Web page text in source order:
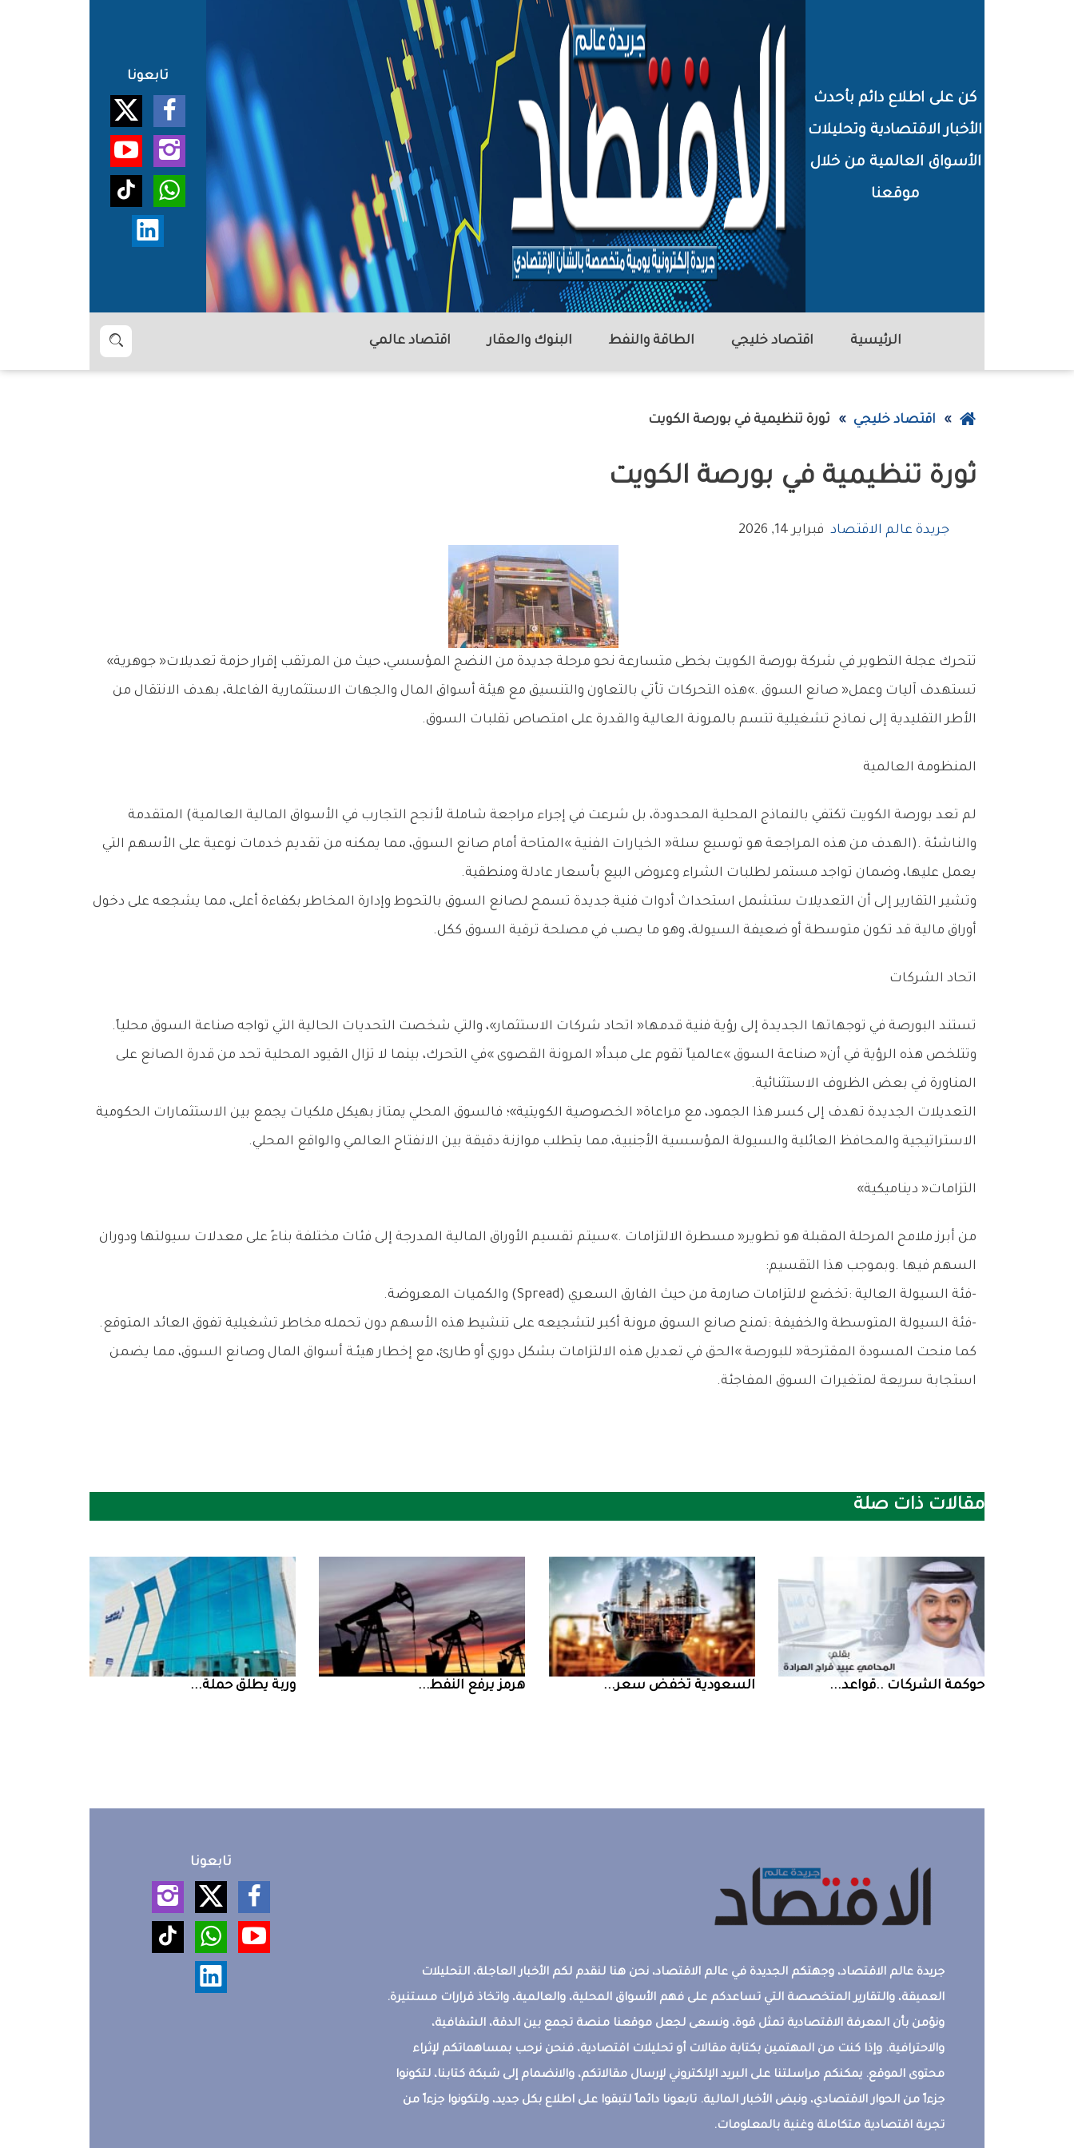
كن على اطلاع دائم بأحدث
الأخبار الاقتصادية وتحليلات
الأسواق العالمية من خلال
موقعنا
تابعونا
الرئيسية اقتصاد خليجي الطاقة والنفط البنوك والعقار اقتصاد عالمي بحث
عودة
الصفحة
اقتصاد خليجي ثورة‭ ‬تنظيمية‭ ‬في‭ ‬بورصة‭ ‬الكويت
ثورة‭ ‬تنظيمية‭ ‬في‭ ‬بورصة‭ ‬الكويت
جريدة عالم الاقتصاد فبراير 14, 2026
تتحرك‭ ‬عجلة‭ ‬التطوير‭ ‬في‭ ‬شركة‭ ‬بورصة‭ ‬الكويت‭ ‬بخطى‭ ‬متسارعة‭ ‬نحو‭ ‬مرحلة‭ ‬جديدة‭ ‬من‭ ‬النضج‭ ‬المؤسسي،‭ ‬حيث‭ ‬من‭ ‬المرتقب‭ ‬إقرار‭ ‬حزمة‭ ‬تعديلات‭ ‬‮«‬جوهرية‮»‬‭
‬الأطر‭ ‬التقليدية‭ ‬إلى‭ ‬نماذج‭ ‬تشغيلية‭ ‬تتسم‭ ‬بالمرونة‭ ‬العالية‭ ‬والقدرة‭ ‬على‭ ‬امتصاص‭ ‬تقلبات‭ ‬السوق‭.‬
المنظومة‭ ‬العالمية
‬يعمل‭ ‬عليها،‭ ‬وضمان‭ ‬تواجد‭ ‬مستمر‭ ‬لطلبات‭ ‬الشراء‭ ‬وعروض‭ ‬البيع‭ ‬بأسعار‭ ‬عادلة‭ ‬ومنطقية‭.‬
‬أوراق‭ ‬مالية‭ ‬قد‭ ‬تكون‭ ‬متوسطة‭ ‬أو‭ ‬ضعيفة‭ ‬السيولة،‭ ‬وهو‭ ‬ما‭ ‬يصب‭ ‬في‭ ‬مصلحة‭ ‬ترقية‭ ‬السوق‭ ‬ككل‭.‬
اتحاد‭ ‬الشركات
تستند‭ ‬البورصة‭ ‬في‭ ‬توجهاتها‭ ‬الجديدة‭ ‬إلى‭ ‬رؤية‭ ‬فنية‭ ‬قدمها‭ ‬‮«‬اتحاد‭ ‬شركات‭ ‬الاستثمار‮»‬،‭ ‬والتي‭ ‬شخصت‭ ‬التحديات‭ ‬الحالية‭ ‬التي‭ ‬تواجه‭ ‬صناعة‭ ‬السوق‭ ‬محلياً‭.
‬المناورة‭ ‬في‭ ‬بعض‭ ‬الظروف‭ ‬الاستثنائية‭.‬
‬الاستراتيجية‭ ‬والمحافظ‭ ‬العائلية‭ ‬والسيولة‭ ‬المؤسسية‭ ‬الأجنبية،‭ ‬مما‭ ‬يتطلب‭ ‬موازنة‭ ‬دقيقة‭ ‬بين‭ ‬الانفتاح‭ ‬العالمي‭ ‬والواقع‭ ‬المحلي‭.‬
التزامات‭ ‬‮«‬ديناميكية‮»‬
‬السهم‭ ‬فيها‭. ‬وبموجب‭ ‬هذا‭ ‬التقسيم‭:‬
‭-‬فئة‭ ‬السيولة‭ ‬العالية‭: ‬تخضع‭ ‬لالتزامات‭ ‬صارمة‭ ‬من‭ ‬حيث‭ ‬الفارق‭ ‬السعري‭ (‬Spread‭) ‬والكميات‭ ‬المعروضة‭.‬
‭-‬فئة‭ ‬السيولة‭ ‬المتوسطة‭ ‬والخفيفة‭: ‬تمنح‭ ‬صانع‭ ‬السوق‭ ‬مرونة‭ ‬أكبر‭ ‬لتشجيعه‭ ‬على‭ ‬تنشيط‭ ‬هذه‭ ‬الأسهم‭ ‬دون‭ ‬تحمله‭ ‬مخاطر‭ ‬تشغيلية‭ ‬تفوق‭ ‬العائد‭ ‬المتوقع‭.‬
‬استجابة‭ ‬سريعة‭ ‬لمتغيرات‭ ‬السوق‭ ‬المفاجئة‭.‬
مقالات ذات صلة
حوكمة‭ ‬الشركات‭.. ‬قواعد‭ ... السعودية‭ ‬تخفض‭ ‬سعر‭ ... ‮‬هرمز‮‬‭ ‬يرفع‭ ‬النفط‭ ... ‮‬وربة‮‬‭ ‬يطلق‭ ‬حملة‭ ...
جريدة عالم الاقتصاد، وجهتكم الجديدة في عالم الاقتصاد، نحن هنا لنقدم لكم الأخبار العاجلة، التحليلات
العميقة، والتقارير المتخصصة التي تساعدكم على فهم الأسواق المحلية، والعالمية، واتخاذ قرارات مستنيرة.
ونؤمن بأن المعرفة الاقتصادية تمثل قوة، ونسعى لجعل موقعنا منصة تجمع بين الدقة، الشفافية،
والاحترافية. وإذا كنت من المهتمين بكتابة مقالات أو تحليلات اقتصادية، فنحن نرحب بمساهماتكم لإثراء
محتوى الموقع. يمكنكم مراسلتنا على البريد الإلكتروني لإرسال مقالاتكم، والانضمام إلى شبكة كتابنا، لتكونوا
جزءاً من الحوار الاقتصادي، ونبض الأخبار المالية. تابعونا دائماً لتبقوا على اطلاع بكل جديد، ولتكونوا جزءاً من
تجربة اقتصادية متكاملة وغنية بالمعلومات.
تابعونا